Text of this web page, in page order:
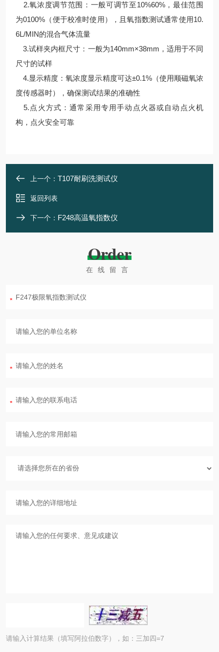
2.氧浓度调节范围：一般可调节至10%60%，最佳范围
为0100%（便于校准时使用），且氧指数测试通常使用10.
6L/MIN的混合气体流量
3.试样夹内框尺寸：一般为140mm×38mm，适用于不同
尺寸的试样
4.显示精度：氧浓度显示精度可达±0.1%（使用顺磁氧浓
度传感器时），确保测试结果的准确性
5.点火方式：通常采用专用手动点火器或自动点火机
构，点火安全可靠
上一个： T107耐刷洗测试仪
返回列表
下一个： F248高温氧指数仪
Order
在线留言
请输入计算结果（填写阿拉伯数字），如：三加四=7